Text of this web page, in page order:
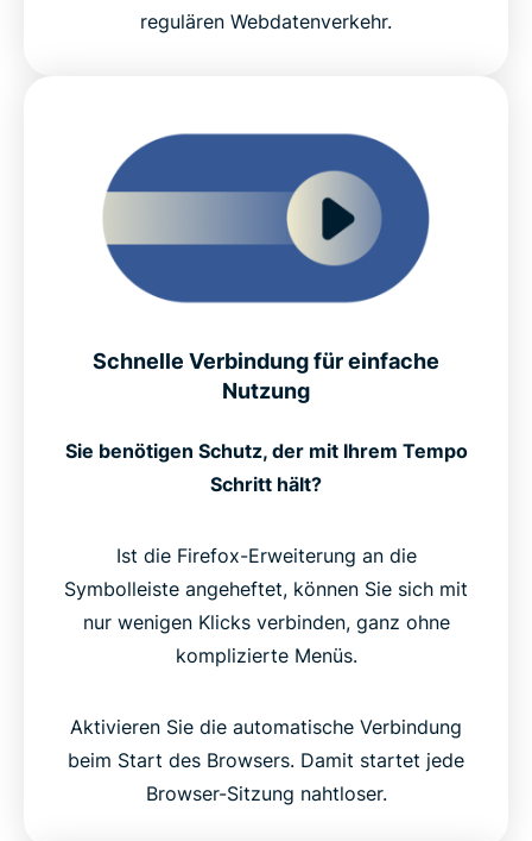
regulären Webdatenverkehr.
Schnelle Verbindung für einfache
Nutzung
Sie benötigen Schutz, der mit Ihrem Tempo
Schritt hält?
Ist die Firefox-Erweiterung an die
Symbolleiste angeheftet, können Sie sich mit
nur wenigen Klicks verbinden, ganz ohne
komplizierte Menüs.
Aktivieren Sie die automatische Verbindung
beim Start des Browsers. Damit startet jede
Browser-Sitzung nahtloser.